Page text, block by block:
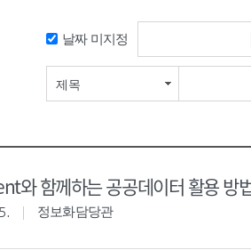
날짜 미지정
제목
와 함께하는 공공데이터 활용 방
정보화담당관